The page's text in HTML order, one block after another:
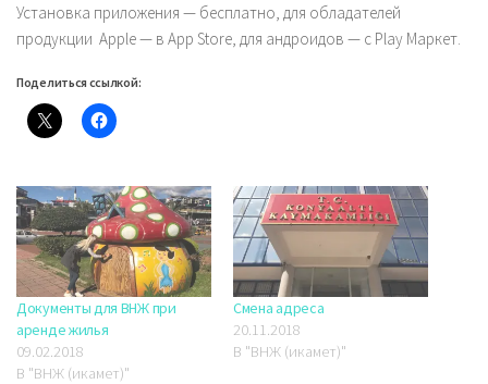
Установка приложения — бесплатно, для обладателей
продукции Apple — в App Store, для андроидов — c Play Маркет.
Поделиться ссылкой:
Документы для ВНЖ при
аренде жилья
09.02.2018
В "ВНЖ (икамет)"
Смена адреса
20.11.2018
В "ВНЖ (икамет)"